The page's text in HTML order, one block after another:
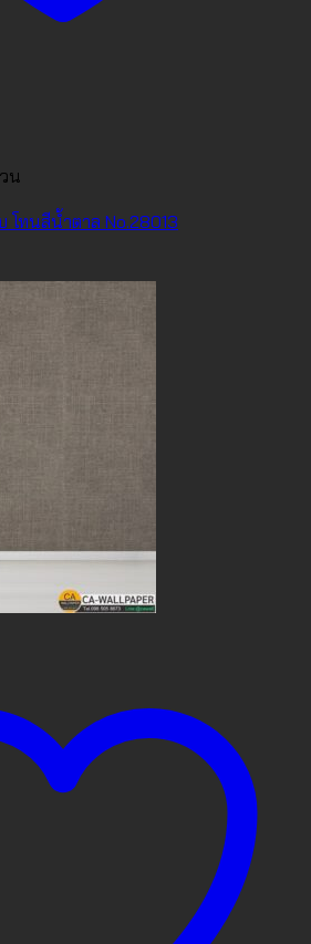
น
โทนสีน้ำตาล No.28013